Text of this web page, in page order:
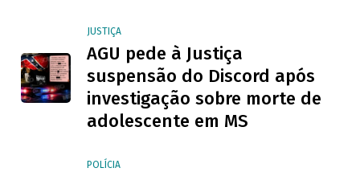
JUSTIÇA
AGU pede à Justiça
suspensão do Discord após
investigação sobre morte de
adolescente em MS
POLÍCIA